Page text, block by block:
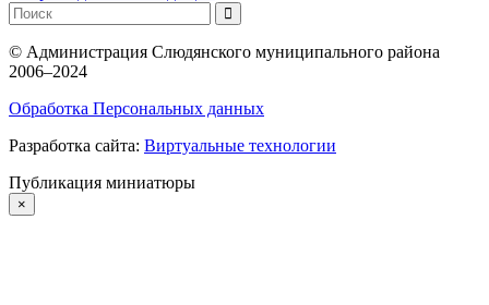
© Администрация Слюдянского муниципального района
2006–2024
Обработка Персональных данных
Разработка сайта: Виртуальные технологии
Публикация миниатюры
×